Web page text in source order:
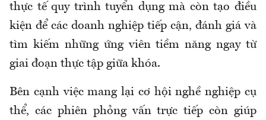
thực tế quy trình tuyển dụng mà còn tạo điều
kiện để các doanh nghiệp tiếp cận, đánh giá và
tìm kiếm những ứng viên tiềm năng ngay từ
giai đoạn thực tập giữa khóa.
Bên cạnh việc mang lại cơ hội nghề nghiệp cụ
thể, các phiên phỏng vấn trực tiếp còn giúp